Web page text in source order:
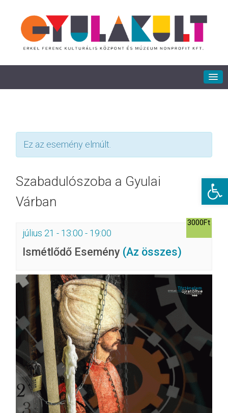
Ez az esemény elmúlt.
Szabadulószoba a Gyulai
Várban
július 21 - 13:00 - 19:00
Ismétlődő Esemény (Az összes)
3000Ft